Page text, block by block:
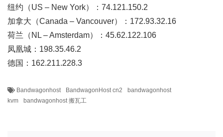
纽约（US – New York）：74.121.150.2
加拿大（Canada – Vancouver）：172.93.32.16
荷兰（NL – Amsterdam）：45.62.122.106
凤凰城：198.35.46.2
德国：162.211.228.3
Bandwagonhost BandwagonHost cn2
bandwagonhost
kvm
bandwagonhost 搬瓦工